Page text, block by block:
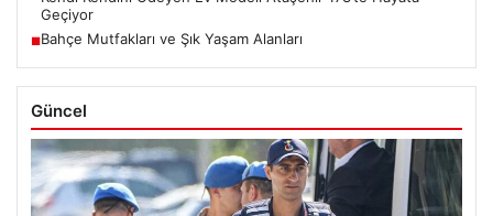
Geçiyor
■Bahçe Mutfakları ve Şık Yaşam Alanları
Güncel